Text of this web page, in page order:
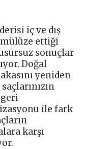
iç ve dış
ettiği
sonuçlar
Doğal
yeniden
ile fark
karşı